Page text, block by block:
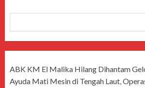
ABK KM El Malika Hilang Dihantam
Ayuda Mati Mesin di Tengah Laut,